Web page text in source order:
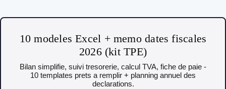
10 modeles Excel + memo dates fiscales
2026 (kit TPE)
Bilan simplifie, suivi tresorerie, calcul TVA, fiche de paie -
10 templates prets a remplir + planning annuel des
declarations.